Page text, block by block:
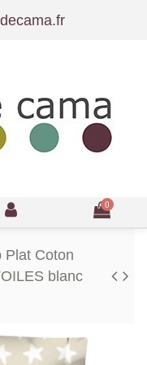
0
Plat Coton
blanc